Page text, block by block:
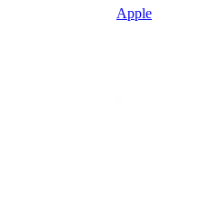
Apple